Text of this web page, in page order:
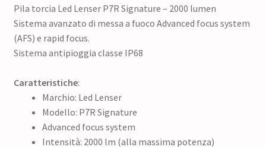
Pila torcia Led Lenser P7R Signature – 2000 lumen
Sistema avanzato di messa a fuoco Advanced focus system
(AFS) e rapid focus.
Sistema antipioggia classe IP68
Caratteristiche:
Marchio: Led Lenser
Modello: P7R Signature
Advanced focus system
Intensità: 2000 lm (alla massima potenza)